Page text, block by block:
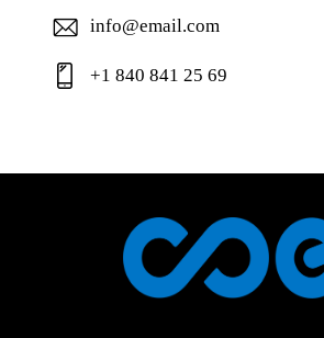
info@email.com
+1 840 841 25 69